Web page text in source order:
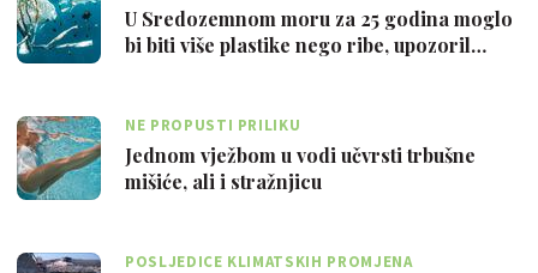
U Sredozemnom moru za 25 godina moglo
bi biti više plastike nego ribe, upozoril…
NE PROPUSTI PRILIKU
Jednom vježbom u vodi učvrsti trbušne
mišiće, ali i stražnjicu
POSLJEDICE KLIMATSKIH PROMJENA